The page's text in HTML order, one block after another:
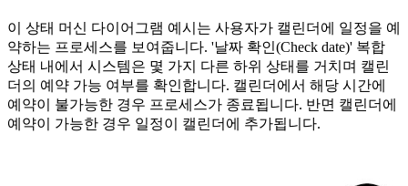
이 상태 머신 다이어그램 예시는 사용자가 캘린더에 일정을 예
약하는 프로세스를 보여줍니다. '날짜 확인(Check date)' 복합
상태 내에서 시스템은 몇 가지 다른 하위 상태를 거치며 캘린
더의 예약 가능 여부를 확인합니다. 캘린더에서 해당 시간에
예약이 불가능한 경우 프로세스가 종료됩니다. 반면 캘린더에
예약이 가능한 경우 일정이 캘린더에 추가됩니다.